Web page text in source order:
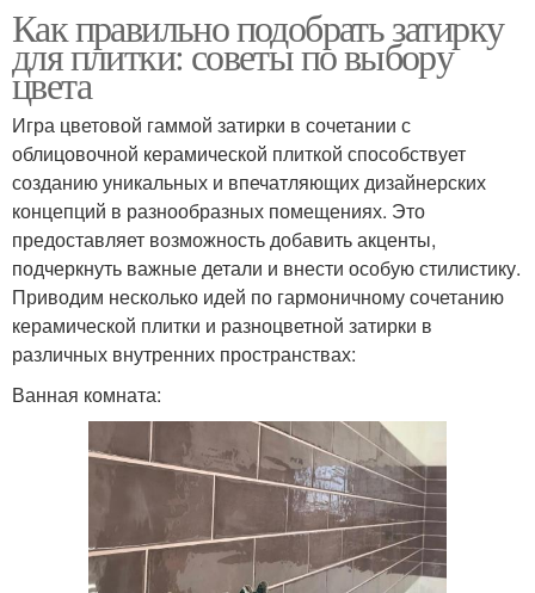
Как правильно подобрать затирку
для плитки: советы по выбору
цвета
Игра цветовой гаммой затирки в сочетании с
облицовочной керамической плиткой способствует
созданию уникальных и впечатляющих дизайнерских
концепций в разнообразных помещениях. Это
предоставляет возможность добавить акценты,
подчеркнуть важные детали и внести особую стилистику.
Приводим несколько идей по гармоничному сочетанию
керамической плитки и разноцветной затирки в
различных внутренних пространствах:
Ванная комната: